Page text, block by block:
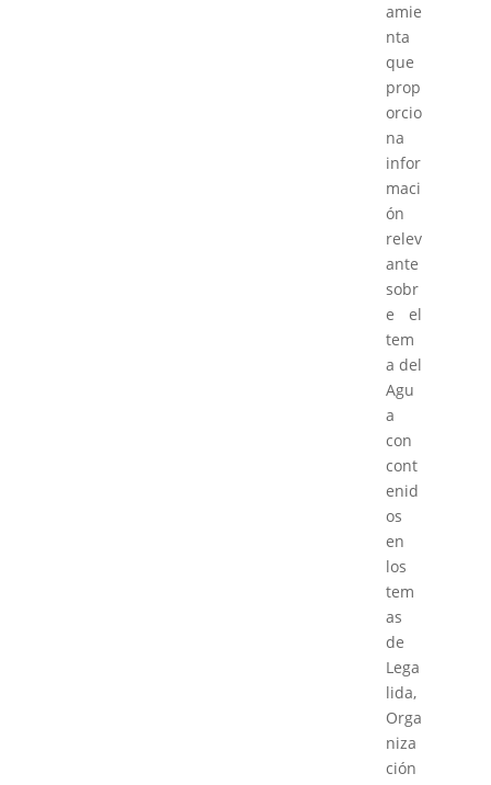
amie
nta
que
prop
orcio
na
infor
maci
ón
relev
ante
sobr
e el
tem
a del
Agu
a
con
cont
enid
os
en
los
tem
as
de
Lega
lida,
Orga
niza
ción